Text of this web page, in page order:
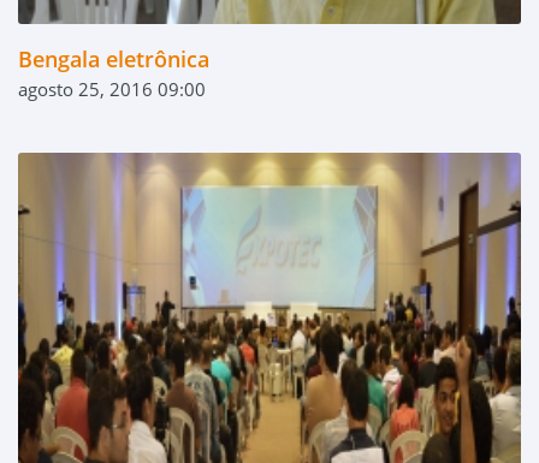
Bengala eletrônica
agosto 25, 2016 09:00